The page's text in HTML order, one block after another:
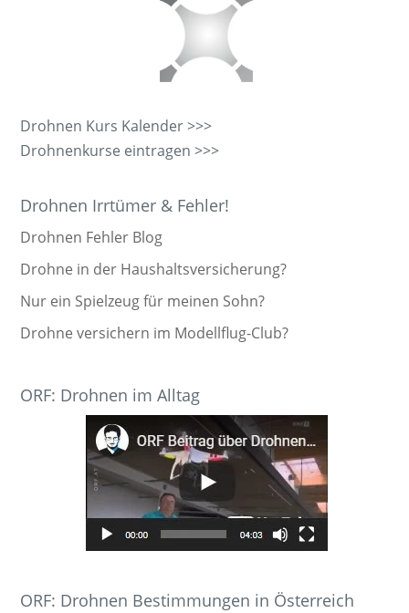
Drohnen Kurs Kalender >>>
Drohnenkurse eintragen >>>
Drohnen Irrtümer & Fehler!
Drohnen Fehler Blog
Drohne in der Haushaltsversicherung?
Nur ein Spielzeug für meinen Sohn?
Drohne versichern im Modellflug-Club?
ORF: Drohnen im Alltag
ORF: Drohnen Bestimmungen in Österreich